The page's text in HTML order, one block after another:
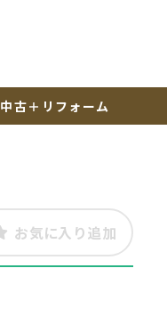
中古＋リフォーム
お気に入り追加